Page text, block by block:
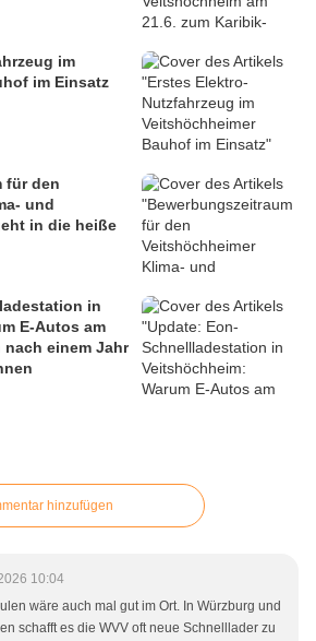
im
im Einsatz
für den
und
in die heiße
in
E-Autos am
nach einem Jahr
hinzufügen
10:04
wäre auch mal gut im Ort. In Würzburg und
schafft es die WVV oft neue Schnelllader zu